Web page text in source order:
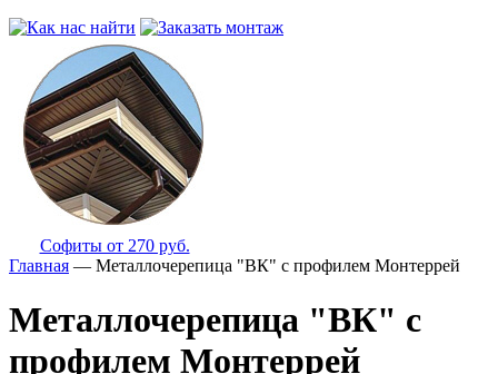
Софиты от 270 руб.
Главная — Металлочерепица "ВК" с профилем Монтеррей
Металлочерепица "ВК" с
профилем Монтеррей